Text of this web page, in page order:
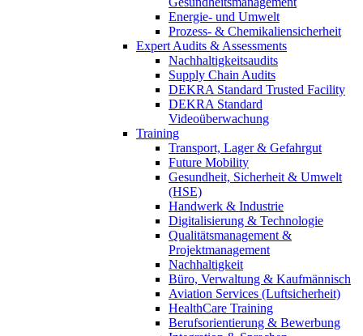
Energie- und Umwelt
Prozess- & Chemikaliensicherheit
Expert Audits & Assessments
Nachhaltigkeitsaudits
Supply Chain Audits
DEKRA Standard Trusted Facility
DEKRA Standard
Videoüberwachung
Training
Transport, Lager & Gefahrgut
Future Mobility
Gesundheit, Sicherheit & Umwelt
(HSE)
Handwerk & Industrie
Digitalisierung & Technologie
Qualitätsmanagement &
Projektmanagement
Nachhaltigkeit
Büro, Verwaltung & Kaufmännisch
Aviation Services (Luftsicherheit)
HealthCare Training
Berufsorientierung & Bewerbung